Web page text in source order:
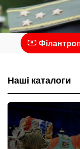
Філантроп &
Наші каталоги